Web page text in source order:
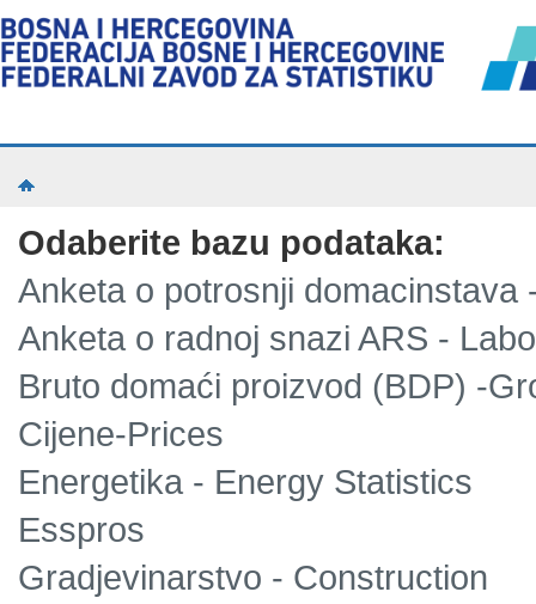
Odaberite bazu podataka:
Anketa o potrosnji domacinstava
Anketa o radnoj snazi ARS -
Bruto domaći proizvod (BDP) -
Cijene-Prices
Energetika - Energy Statistics
Esspros
Gradjevinarstvo - Construction